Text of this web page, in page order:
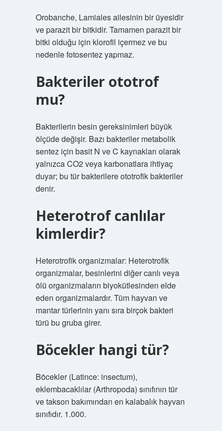
Orobanche, Lamiales ailesinin bir üyesidir
ve parazit bir bitkidir. Tamamen parazit bir
bitki olduğu için klorofil içermez ve bu
nedenle fotosentez yapmaz.
Bakteriler ototrof
mu?
Bakterilerin besin gereksinimleri büyük
ölçüde değişir. Bazı bakteriler metabolik
sentez için basit N ve C kaynakları olarak
yalnızca CO2 veya karbonatlara ihtiyaç
duyar; bu tür bakterilere ototrofik bakteriler
denir.
Heterotrof canlılar
kimlerdir?
Heterotrofik organizmalar: Heterotrofik
organizmalar, besinlerini diğer canlı veya
ölü organizmaların biyokütlesinden elde
eden organizmalardır. Tüm hayvan ve
mantar türlerinin yanı sıra birçok bakteri
türü bu gruba girer.
Böcekler hangi tür?
Böcekler (Latince: insectum),
eklembacaklılar (Arthropoda) sınıfının tür
ve takson bakımından en kalabalık hayvan
sınıfıdır. 1.000.